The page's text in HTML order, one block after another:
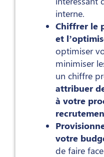
interne.
Chiffrer le
et
optimiser
minimiser
un chiffre
attribuer
à votre
votre
de faire